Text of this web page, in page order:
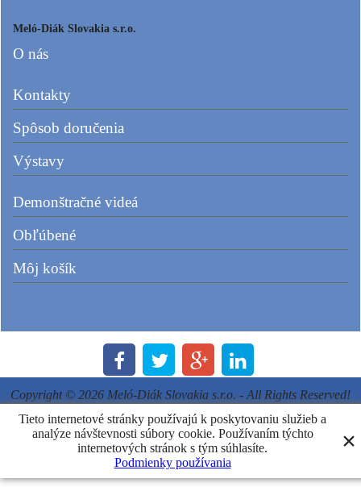
Meló-Diák Slovakia s.r.o.
O nás
Kontakty
Spôsob doručenia
Výstavy
Demonštračné videá
Obľúbené
Môj košík
Copyright © 2026 Meló-Diák Slovakia s.r.o. - All Rights Reserved!
Powered by ShopFactory
Tieto internetové stránky používajú k poskytovaniu služieb a
analýze návštevnosti súbory cookie. Používaním týchto
internetových stránok s tým súhlasíte.
Podmienky používania